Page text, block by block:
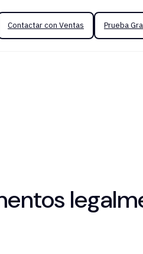
Contactar con Ventas Prueba